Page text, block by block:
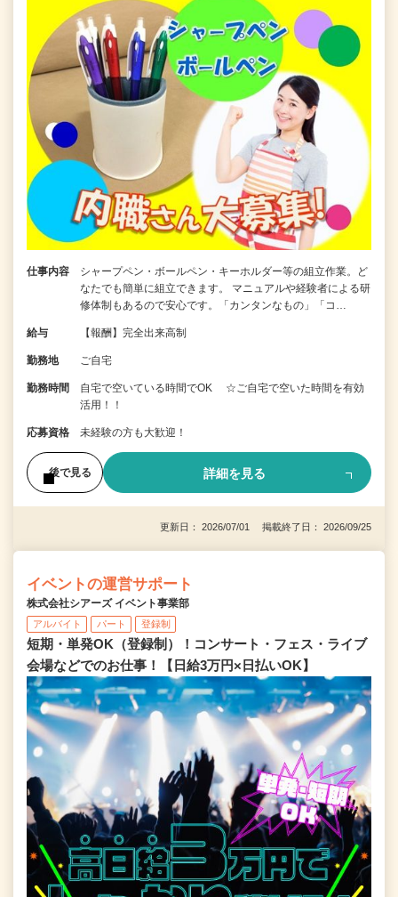
仕事内容
シャープペン・ボールペン・キーホルダー等の組立作業。ど
なたでも簡単に組立できます。 マニュアルや経験者による研
修体制もあるので安心です。「カンタンなもの」「コ…
給与 【報酬】完全出来高制
勤務地 ご自宅
勤務時間
自宅で空いている時間でOK ☆ご自宅で空いた時間を有効
活用！！
応募資格 未経験の方も大歓迎！
後で見る 詳細を見る
更新日： 2026/07/01 掲載終了日： 2026/09/25
イベントの運営サポート
株式会社シアーズ イベント事業部
アルバイト パート 登録制
短期・単発OK（登録制）！コンサート・フェス・ライブ
会場などでのお仕事！【日給3万円×日払いOK】